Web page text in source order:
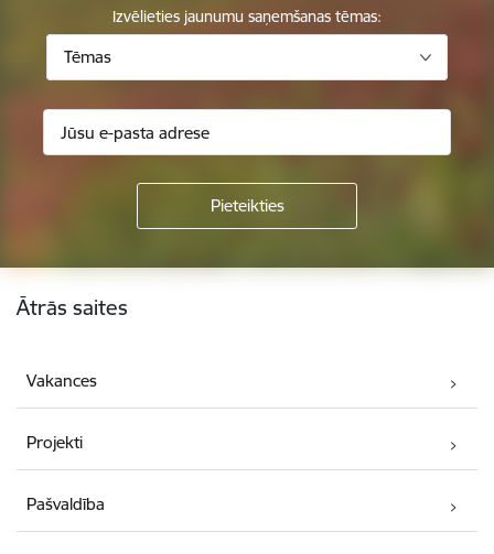
Izvēlieties jaunumu saņemšanas tēmas:
Tēmas
Kājene
Ātrās saites
Vakances
Projekti
Pašvaldība